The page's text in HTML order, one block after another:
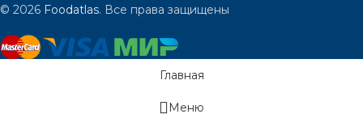
© 2026 Foodatlas. Все права защищены
Главная
Меню